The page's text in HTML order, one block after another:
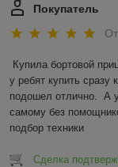
Покупатель
Купила бортовой
у ребят купить сразу
подошел отлично.  А
самому без
подбор техники
Сделка